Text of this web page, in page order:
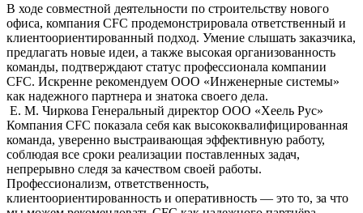
В ходе совместной деятельности по строительству нового
офиса, компания CFC продемонстрировала ответственный и
клиентоориентированный подход. Умение слышать заказчика,
предлагать новые идеи, а также высокая организованность
команды, подтверждают статус профессионала компании
CFC. Искренне рекомендуем ООО «Инженерные системы»
как надежного партнера и знатока своего дела.
Е. М. Чиркова Генеральный директор ООО «Хеель Рус»
Компания CFC показала себя как высококвалифицированная
команда, уверенно выстраивающая эффективную работу,
соблюдая все сроки реализации поставленных задач,
непрерывно следя за качеством своей работы.
Профессионализм, ответственность,
клиентоориентированность и оперативность — это то, за что